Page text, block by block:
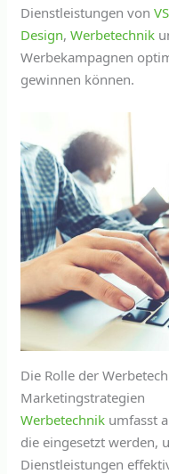
Dienstleistungen von
Design,Werbetechnik
Werbekampagnen
gewinnen können.
Die Rolle der
Marketingstrategien
Werbetechnik umfasst
die eingesetzt werden,
Dienstleistungen